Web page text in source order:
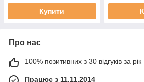
Купити
Про нас
100% позитивних з 30 відгуків за рік
Працює з 11.11.2014